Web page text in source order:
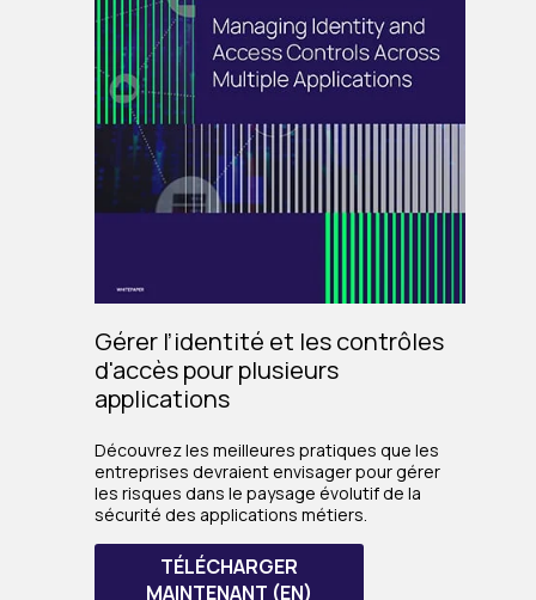
Gérer l’identité et les contrôles
d'accès pour plusieurs
applications
Découvrez les meilleures pratiques que les
entreprises devraient envisager pour gérer
les risques dans le paysage évolutif de la
sécurité des applications métiers.
TÉLÉCHARGER
MAINTENANT (EN)